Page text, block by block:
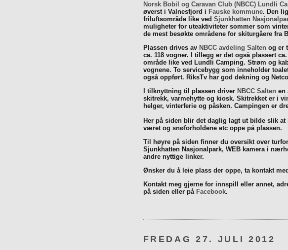
Norsk Bobil og Caravan Club (NBCC) Lundli
øverst i Valnesfjord i Fauske kommune. Den
friluftsområde like ved Sjunkhatten
muligheter for uteaktiviteter sommer som
de mest besøkte områdene for skiturgåere fra
Plassen drives av NBCC avdeling Salten og er
ca. 118 vogner. I tillegg er det også plassert
område like ved Lundli Camping. Strøm og
vognene. To servicebygg som inneholder
også oppført. RiksTv har god dekning og
I tilknyttning til plassen driver NBCC Salten en
skitrekk, varmehytte og kiosk. Skitrekket er i
helger, vinterferie og påsken. Campingen er
Her på siden blir det daglig lagt ut bilde slik at
været og snøforholdene etc oppe på plassen.
Til høyre på siden finner du oversikt over
Sjunkhatten Nasjonalpark, WEB kamera i
andre nyttige linker.
Ønsker du å leie plass der oppe, ta kontakt med
Kontakt meg gjerne for innspill eller annet,
på siden eller på Facebook.
FREDAG 27. JULI 2012